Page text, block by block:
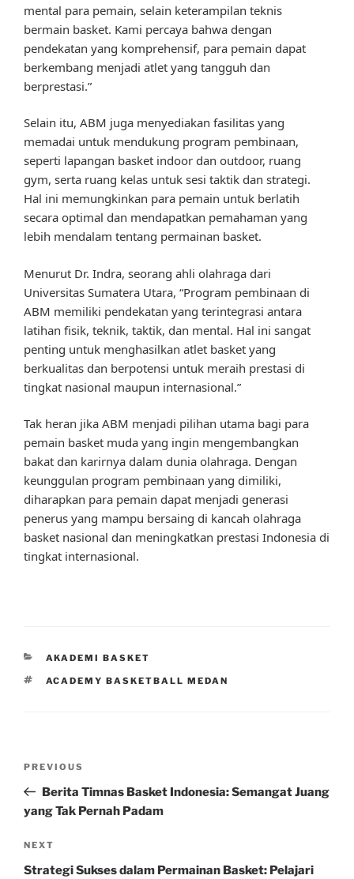
mental para pemain, selain keterampilan teknis
bermain basket. Kami percaya bahwa dengan
pendekatan yang komprehensif, para pemain dapat
berkembang menjadi atlet yang tangguh dan
berprestasi.”
Selain itu, ABM juga menyediakan fasilitas yang
memadai untuk mendukung program pembinaan,
seperti lapangan basket indoor dan outdoor, ruang
gym, serta ruang kelas untuk sesi taktik dan strategi.
Hal ini memungkinkan para pemain untuk berlatih
secara optimal dan mendapatkan pemahaman yang
lebih mendalam tentang permainan basket.
Menurut Dr. Indra, seorang ahli olahraga dari
Universitas Sumatera Utara, “Program pembinaan di
ABM memiliki pendekatan yang terintegrasi antara
latihan fisik, teknik, taktik, dan mental. Hal ini sangat
penting untuk menghasilkan atlet basket yang
berkualitas dan berpotensi untuk meraih prestasi di
tingkat nasional maupun internasional.”
Tak heran jika ABM menjadi pilihan utama bagi para
pemain basket muda yang ingin mengembangkan
bakat dan karirnya dalam dunia olahraga. Dengan
keunggulan program pembinaan yang dimiliki,
diharapkan para pemain dapat menjadi generasi
penerus yang mampu bersaing di kancah olahraga
basket nasional dan meningkatkan prestasi Indonesia di
tingkat internasional.
CATEGORIES
AKADEMI BASKET
TAGS
ACADEMY BASKETBALL MEDAN
Previous
Post
PREVIOUS
Berita Timnas Basket Indonesia: Semangat Juang
yang Tak Pernah Padam
Next
Post
NEXT
Strategi Sukses dalam Permainan Basket: Pelajari